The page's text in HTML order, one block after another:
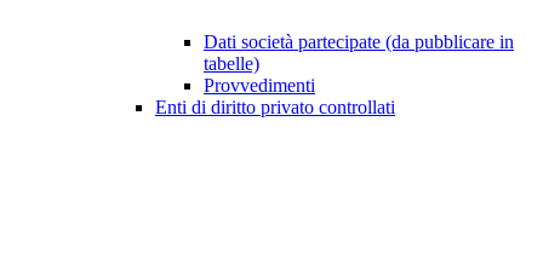
Dati società partecipate (da pubblicare in
tabelle)
Provvedimenti
Enti di diritto privato controllati